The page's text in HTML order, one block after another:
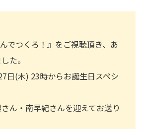
でつくろ！』をご視聴頂き、あ
た。
日(木) 23時からお誕生日スペシ
ん・南早紀さんを迎えてお送り